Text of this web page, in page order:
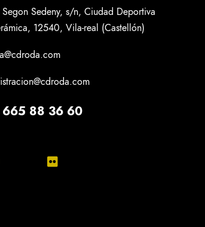
Sedeny, s/n, Ciudad Deportiva
12540, Vila-real (Castellón)
88 36 60